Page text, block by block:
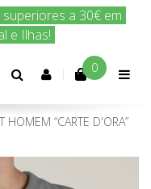
a 30€ em
e Ilhas!
amanhã!
Conta 0
HOMEM “CARTE D'ORA”